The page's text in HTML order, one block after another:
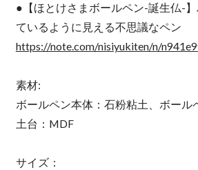
●【ほとけさまボールペン-誕生仏-
ているように見える不思議なペン
https://note.com/nisiyukiten/n/
素材:
ボールペン本体：石粉粘土、ボール
土台：MDF
サイズ：